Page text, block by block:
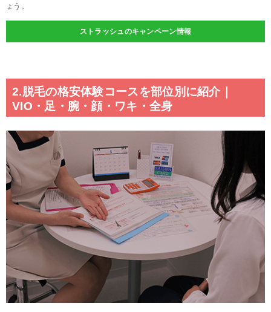
ょう。
ストラッシュのキャンペーン情報
2.脱毛の格安体験コースを部位別に紹介｜
VIO・足・腕・顔・ワキ・全身